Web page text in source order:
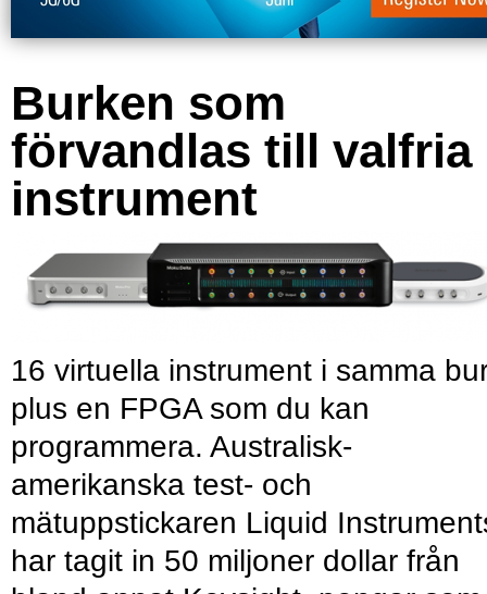
Burken som
förvandlas till valfria
instrument
16 virtuella instrument i samma
plus en FPGA som du kan
programmera. Australisk-
amerikanska test- och
mätuppstickaren Liquid
har tagit in 50 miljoner dollar från